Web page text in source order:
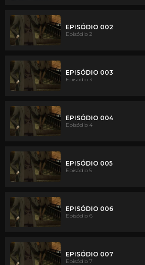
EPISÓDIO 002
Episódio 2
EPISÓDIO 003
Episódio 3
EPISÓDIO 004
Episódio 4
EPISÓDIO 005
Episódio 5
EPISÓDIO 006
Episódio 6
EPISÓDIO 007
Episódio 7